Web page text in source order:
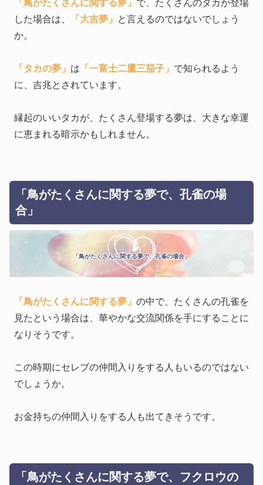
「鳥がたくさんに関する夢」 で、たくさんのタカが登場
した場合は、
「大吉夢」
と言えるのではないでしょう
か。
「タカの夢」 は 「一富士二鷹三茄子」 で知られるよう
に、吉兆とされています。
縁起のいいタカが、たくさん登場する夢は、大きな幸運
に恵まれる暗示かもしれません。
「鳥がたくさんに関する夢で、孔雀の場
合」
「鳥がたくさんに関する夢で、孔雀の場合」
「鳥がたくさんに関する夢」 の中で、たくさんの孔雀を
見たという場合は、華やかな交流関係を手にすることに
なりそうです。
この時期にセレブの仲間入りをする人もいるのではない
でしょうか。
お金持ちの仲間入りをする人も出てきそうです。
「鳥がたくさんに関する夢で、フクロウの